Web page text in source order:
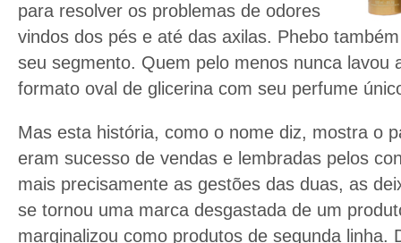
para resolver os problemas de odores
vindos dos pés e até das axilas. Phebo
seu segmento. Quem pelo menos nunca lavou
formato oval de glicerina com seu perfume
Mas esta história, como o nome diz, mostra o
eram sucesso de vendas e lembradas pelos
mais precisamente as gestões das duas, as
se tornou uma marca desgastada de um
marginalizou como produtos de segunda linha.